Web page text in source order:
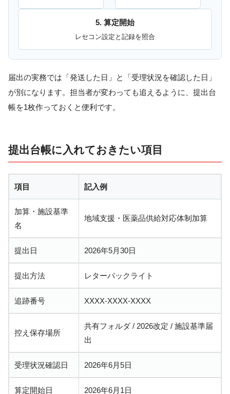
5. 算定開始
レセコン設定と記録を照合
届出の実務では「発送した日」と「受理状況を確認した日」
が別になります。担当者が変わっても追えるように、提出台
帳を1枚作っておくと便利です。
提出台帳に入れておきたい項目
項目 記入例
加算・施設基準
名
地域支援・医薬品供給対応体制加算
提出日 2026年5月30日
提出方法 レターパックライト
追跡番号 XXXX-XXXX-XXXX
控え保存場所
共有フォルダ / 2026改定 / 施設基準届
出
受理状況確認日 2026年6月5日
算定開始日 2026年6月1日